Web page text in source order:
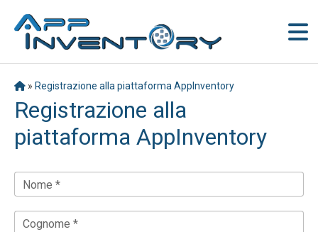
» Registrazione alla piattaforma AppInventory
Registrazione alla
piattaforma AppInventory
Nome *
Cognome *